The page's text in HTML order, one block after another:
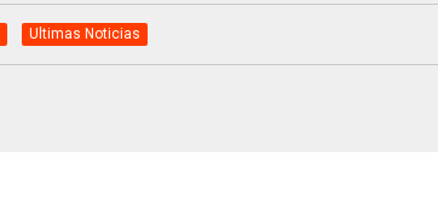
Ultimas Noticias